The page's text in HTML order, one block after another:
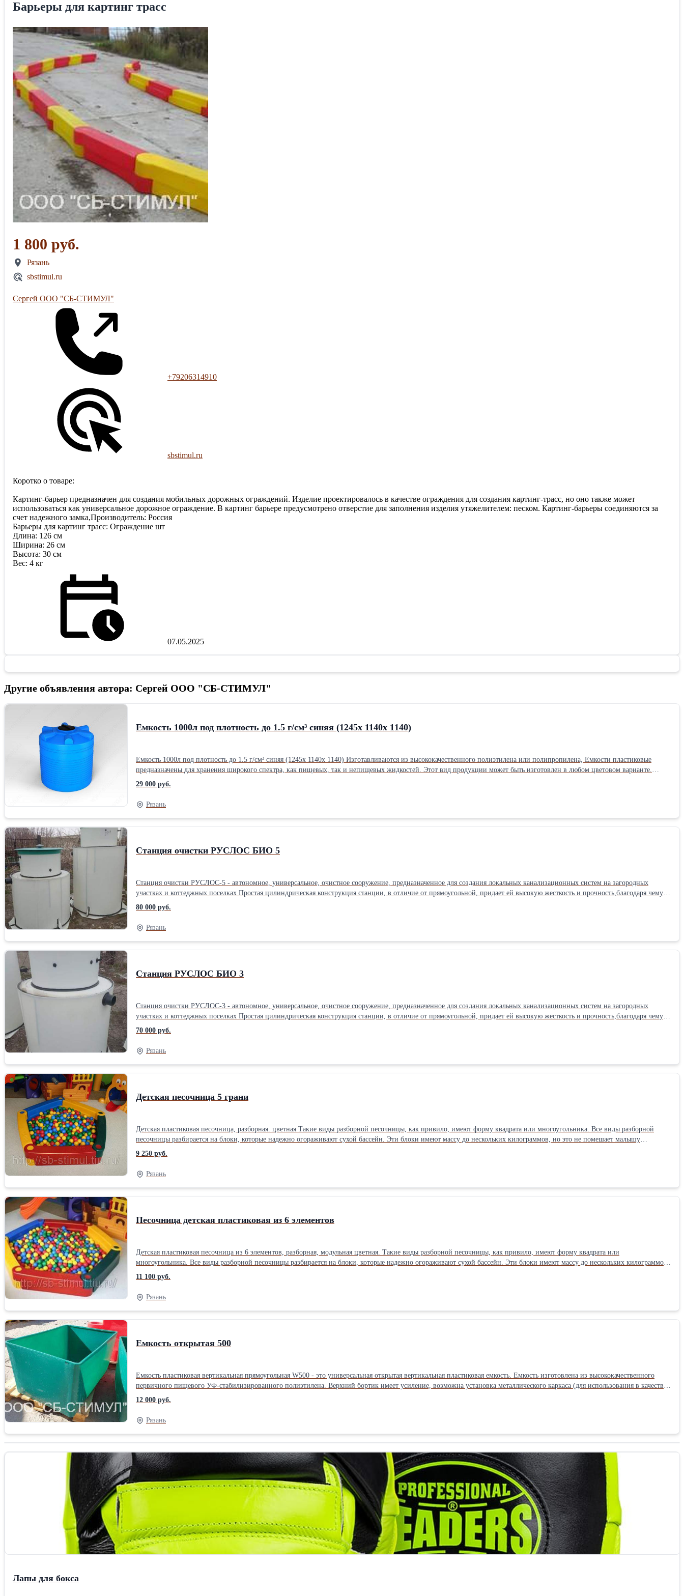
Барьеры для картинг трасс
1 800 руб.
Рязань
sbstimul.ru
Сергей ООО "СБ-СТИМУЛ"
+79206314910
sbstimul.ru
Коротко о товаре:
Картинг-барьер предназначен для создания мобильных дорожных ограждений. Изделие проектировалось в качестве ограждения для создания картинг-трасс, но оно также может
использоваться как универсальное дорожное ограждение. В картинг барьере предусмотрено отверстие для заполнения изделия утяжелителем: песком. Картинг-барьеры соединяются за
счет надежного замка,Производитель: Россия
Барьеры для картинг трасс: Ограждение шт
Длина: 126 см
Ширина: 26 см
Высота: 30 см
Вес: 4 кг
07.05.2025
Другие объявления автора: Сергей ООО "СБ-СТИМУЛ"
Емкость 1000л под плотность до 1.5 г/см³ синяя (1245х 1140х 1140)
Емкость 1000л под плотность до 1.5 г/см³ синяя (1245х 1140х 1140) Изготавливаются из высококачественного полиэтилена или полипропилена, Емкости пластиковые
предназначены для хранения широкого спектра, как пищевых, так и непищевых жидкостей. Этот вид продукции может быть изготовлен в любом цветовом варианте.
Вертикальные пластиковые цилиндрические емкости отличаются современным, эргономичным дизайном. Емкости пластиковые комплектуются специальной крышкой с
«дыхательным клапаном». Диаметр горловины составляет: 300 мм для моделей ЭВЛ-200, ЭВЛ-300, ЭВЛ —500, ЭВЛ —750, ЭВЛ — 1000; и 400 мм для моделей ЭВЛ —
2000, ЭВЛ — 3000, ЭВЛ — 5000. Изделия не изменяет физические и химических свойства хранящихся в них веществ. Габариты — (ВхД мм) 1210 х1170, цвет — синий,
Горловина Д 300 ммПроизводитель: Россия под плотность до: До 1.5 г/см³ см³ Длина: 1140 см Ширина: 1140 см Высота: 1245 см
29 000 руб.
Рязань
Станция очистки РУСЛОС БИО 5
Станция очистки РУСЛОС-5 - автономное, универсальное, очистное сооружение, предназначенное для создания локальных канализационных систем на загородных
участках и коттеджных поселках Простая цилиндрическая конструкция станции, в отличие от прямоугольной, придает ей высокую жесткость и прочность,благодаря чему
давление грунта распределяется равномерно по всей плоскости стенок; Характеристики Способ очистки Биологический Количество обслуживающих человек 5
Гарантийный срок 12 месяцев Степень очистки 98 Способ отведения очищенной воды Самотечный/принудительный Тип локального очистного сооружения Стандарт
Высота 1500; Ширина 800; Длина1200 мм Максимальная производительность 1000Способ очистки: Биологический Расположение: Вертикальное Способ отведения
очищенной воды: Самотечный/принудительный Материал: Полиэтилен низкого давления (ПНД) Производительность: 1 куб.м/сут
80 000 руб.
Рязань
Станция РУСЛОС БИО 3
Станция очистки РУСЛОС-3 - автономное, универсальное, очистное сооружение, предназначенное для создания локальных канализационных систем на загородных
участках и коттеджных поселках Простая цилиндрическая конструкция станции, в отличие от прямоугольной, придает ей высокую жесткость и прочность,благодаря чему
давление грунта распределяется равномерно по всей плоскости стенок; Характеристики Способ очистки Биологический Количество обслуживающих человек 3
Гарантийный срок 12 месяцев Степень очистки 98 Способ отведения очищенной воды Самотечный/принудительный Тип локального очистного сооружения Стандарт
Высота1200; Ширин 800; Длина 1200 мм Максимальная производительность 600Вид септика: Трехкамерный Способ очистки: Биологический Расположение: Вертикальное
Способ отведения очищенной воды: Принудительный Материал: Полиэтилен низкого давления (ПНД) Производительность: 0. 6 куб.м/сут
70 000 руб.
Рязань
Детская песочница 5 грани
Детская пластиковая песочница, разборная. цветная Такие виды разборной песочницы, как привило, имеют форму квадрата или многоугольника. Все виды разборной
песочницы разбирается на блоки, которые надежно огораживают сухой бассейн. Эти блоки имеют массу до нескольких килограммов, но это не помешает малышу
самостоятельно собрать разборную песочницу. Самостоятельная сборка песочницы доставляет малышам немало радости. Блоки песочницы разноцветные, их можно
заполнять водой. Отличительной особенностью песочницы является использование специального упрочненного и морозоустойчивого материала, ориентированного на
российские условия применения. Основные характеристики: Габариты элемента песочницы: 126х26х30см Масса 1 элемента: 4кг,Производитель: Россия Тип: Песочница
Размещение: В помещении/на улице Материал: Пластик Минимальный возраст ребенка: 1 лет
9 250 руб.
Рязань
Песочница детская пластиковая из 6 элементов
Детская пластиковая песочница из 6 элементов, разборная, модульная цветная. Такие виды разборной песочницы, как привило, имеют форму квадрата или
многоугольника. Все виды разборной песочницы разбирается на блоки, которые надежно огораживают сухой бассейн. Эти блоки имеют массу до нескольких килограммов,
но это не помешает малышу самостоятельно собрать разборную песочницу. Самостоятельная сборка песочницы доставляет малышам немало радости. Блоки песочницы
разноцветные, их можно заполнять водой. Отличительной особенностью песочницы является использование специального упрочненного и морозоустойчивого материала,
ориентированного на российские условия применения. Основные характеристики: Габариты элемента песочницы: 126х26х30см Масса элемента: 4кг, Товар
сертифицирован.Тип: Песочница Размещение: В помещении/на улице Материал: Пластик
11 100 руб.
Рязань
Емкость открытая 500
Емкость пластиковая вертикальная прямоугольная W500 - это универсальная открытая вертикальная пластиковая емкость. Емкость изготовлена из высококачественного
первичного пищевого УФ-стабилизированного полиэтилена. Верхний бортик имеет усиление, возможна установка металлического каркаса (для использования в качестве
мусорного контейнера. Габаритные размеры: Длина: 1250мм Ширина: 850мм Высота: 610мм Крышка: не предусмотрена Емкость изготавливается из пищевого
полиэтилена, возможно использование в пищевой промышленности в качестве возвратной тары, контейнеров для хранения продуктов, итд. Варианты применения:
1.Контейнер для мусора (возможно оснащение колесами, и усиление верхнего бортика). 2.Открытая емкость для сбора дождевой воды. 3.Емкость для овощей, засолки
рыбы, разведения малька. 4.Мини-купель (заглубляемая в грунт, и устанавливаемая на поверхность). 5.Возвратная тара в пищевой промышленности (допускается контакт с
пищевыми продуктами). 6.Уличный горшок для крупногабаритных растений. В стандартном исполнении пластиковая емкость изготавливается синего, черного или белого
12 000 руб.
Рязань
Лапы для бокса